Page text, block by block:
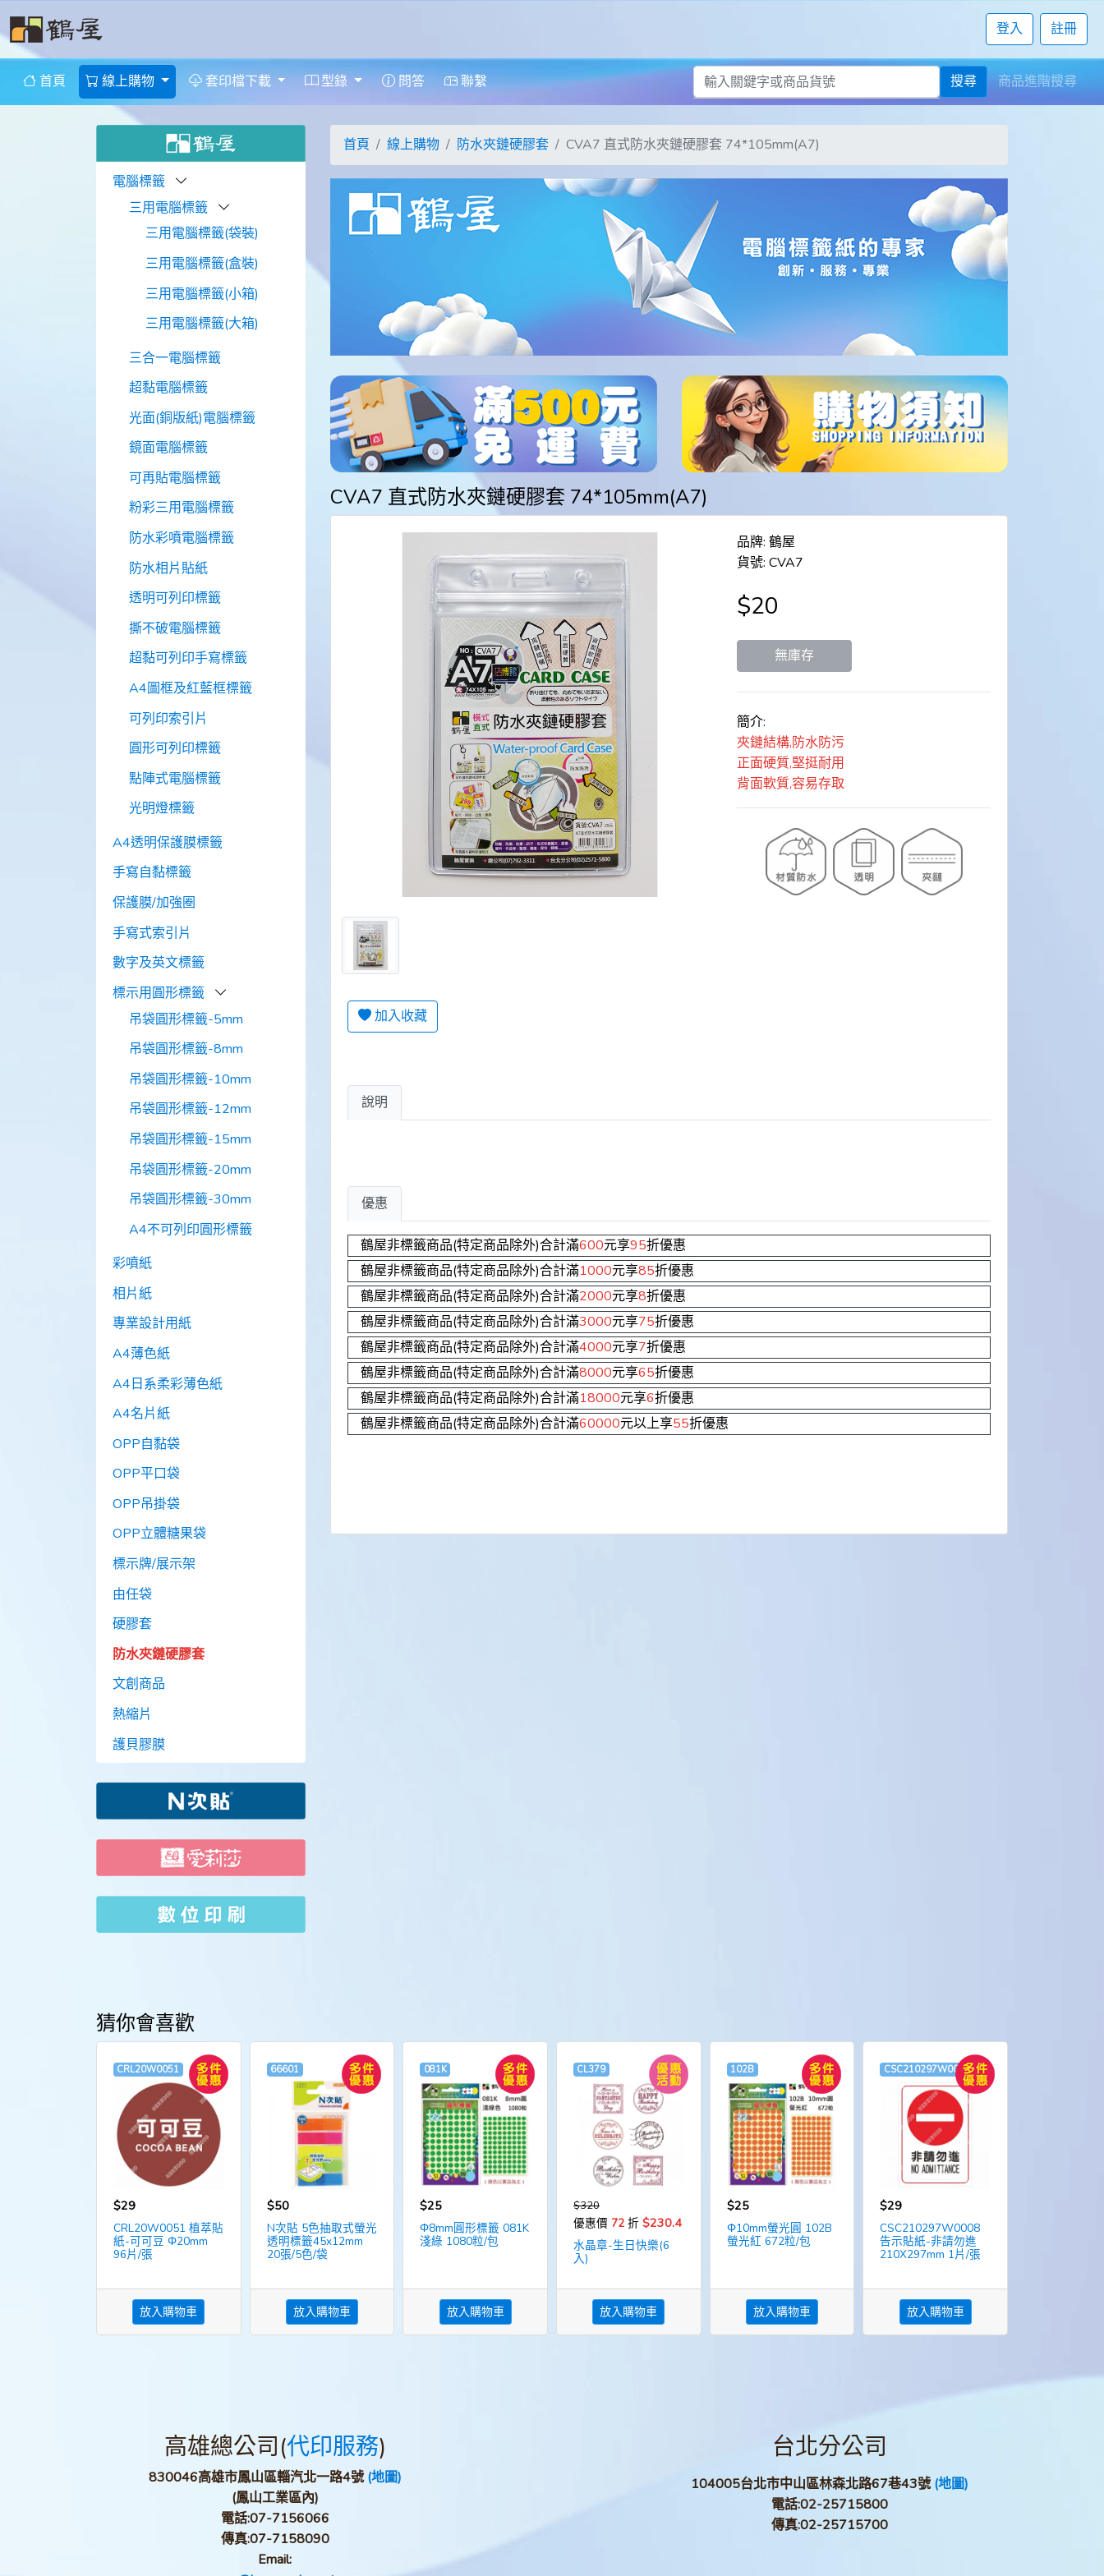
登入 註冊
首頁 線上購物 套印檔下載 型錄 問答 聯繫 搜尋 商品進階搜尋
電腦標籤
三用電腦標籤
三用電腦標籤(袋裝)
三用電腦標籤(盒裝)
三用電腦標籤(小箱)
三用電腦標籤(大箱)
三合一電腦標籤
超黏電腦標籤
光面(銅版紙)電腦標籤
鏡面電腦標籤
可再貼電腦標籤
粉彩三用電腦標籤
防水彩噴電腦標籤
防水相片貼紙
透明可列印標籤
撕不破電腦標籤
超黏可列印手寫標籤
A4圖框及紅藍框標籤
可列印索引片
圓形可列印標籤
點陣式電腦標籤
光明燈標籤
A4透明保護膜標籤
手寫自黏標籤
保護膜/加強圈
手寫式索引片
數字及英文標籤
標示用圓形標籤
吊袋圓形標籤-5mm
吊袋圓形標籤-8mm
吊袋圓形標籤-10mm
吊袋圓形標籤-12mm
吊袋圓形標籤-15mm
吊袋圓形標籤-20mm
吊袋圓形標籤-30mm
A4不可列印圓形標籤
彩噴紙
相片紙
專業設計用紙
A4薄色紙
A4日系柔彩薄色紙
A4名片紙
OPP自黏袋
OPP平口袋
OPP吊掛袋
OPP立體糖果袋
標示牌/展示架
由任袋
硬膠套
防水夾鏈硬膠套
文創商品
熱縮片
護貝膠膜
首頁 線上購物 防水夾鏈硬膠套 CVA7 直式防水夾鏈硬膠套 74*105mm(A7)
CVA7 直式防水夾鏈硬膠套 74*105mm(A7)
品牌: 鶴屋
貨號: CVA7
$20
無庫存
簡介:
夾鏈結構,防水防污
正面硬質,堅挺耐用
背面軟質,容易存取
加入收藏
說明
優惠
鶴屋非標籤商品(特定商品除外)合計滿600元享95折優惠
鶴屋非標籤商品(特定商品除外)合計滿1000元享85折優惠
鶴屋非標籤商品(特定商品除外)合計滿2000元享8折優惠
鶴屋非標籤商品(特定商品除外)合計滿3000元享75折優惠
鶴屋非標籤商品(特定商品除外)合計滿4000元享7折優惠
鶴屋非標籤商品(特定商品除外)合計滿8000元享65折優惠
鶴屋非標籤商品(特定商品除外)合計滿18000元享6折優惠
鶴屋非標籤商品(特定商品除外)合計滿60000元以上享55折優惠
猜你會喜歡
CRL20W0051
$29
CRL20W0051 植萃貼
紙-可可豆 Φ20mm
96片/張
放入購物車
66601
$50
N次貼 5色抽取式螢光
透明標籤45x12mm
20張/5色/袋
放入購物車
081K
$25
Φ8mm圓形標籤 081K
淺綠 1080粒/包
放入購物車
CL379
$320
優惠價 72折 $230.4
水晶章-生日快樂(6
入)
放入購物車
102B
$25
Φ10mm螢光圓 102B
螢光紅 672粒/包
放入購物車
CSC210297W0008
$29
CSC210297W0008
告示貼紙-非請勿進
210X297mm 1片/張
放入購物車
高雄總公司(代印服務)
830046高雄市鳳山區輜汽北一路4號(地圖)
(鳳山工業區內)
電話:07-7156066
傳真:07-7158090
Email:
台北分公司
104005台北市中山區林森北路67巷43號(地圖)
電話:02-25715800
傳真:02-25715700